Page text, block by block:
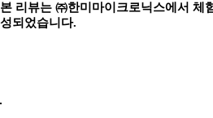
본 리뷰는 ㈜한미마이크로닉스에서
성되었습니다.